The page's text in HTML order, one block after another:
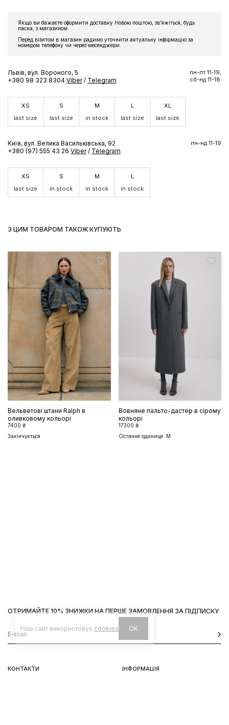
Якщо ви бажаєте оформити доставку Новою поштою, звʼяжіться, будь
ласка, з магазином.
Перед візитом в магазин радимо уточнити актуальну інформацію за
номером телефону чи через месенджери.
Львів, вул. Вороного, 5
+380 98 323 8304 Viber / Telegram
пн-пт 11-19,
сб-нд 11-18
XS
last size
S
last size
M
in stock
L
last size
XL
last size
Київ, вул. Велика Васильківська, 92
+380 (97) 555 43 26 Viber / Telegram
пн-нд 11-19
XS
last size
S
in stock
M
in stock
L
in stock
З ЦИМ ТОВАРОМ ТАКОЖ КУПУЮТЬ
Вельветові штани Ralph в
оливковому кольорі
7400 ₴
Закінчується
Вовняне пальто-дастер в сірому
кольорі
17300 ₴
Остання одиниця: M
КОНТАКТИ ІНФОРМАЦІЯ
ОТРИМАЙТЕ 10% ЗНИЖКИ НА ПЕРШЕ ЗАМОВЛЕННЯ ЗА ПІДПИСКУ
ЗАМОВЛЕННЯ
Підпишіться на розсилку та отримайте доступ до знижки та
ексклюзивних пропозицій бренду
ПІДПИСАТИСЬ ЗАРАЗ
Наш сайт використовує cookies OK